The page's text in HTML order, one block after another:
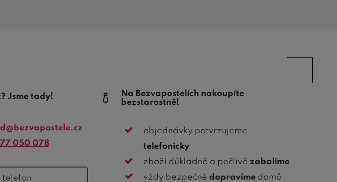
Jsme tady!
050 078
Na Bezvapostelích nakoupíte
bezstarostně!
objednávky potvrzujeme
telefonicky
zboží důkladně a pečlivě zabalíme
vždy bezpečně dopravímedomů